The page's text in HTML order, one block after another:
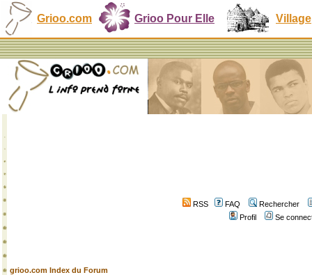
Grioo.com Grioo Pour Elle Village
RSS FAQ
Rechercher
Profil
Se
grioo.com Index du Forum